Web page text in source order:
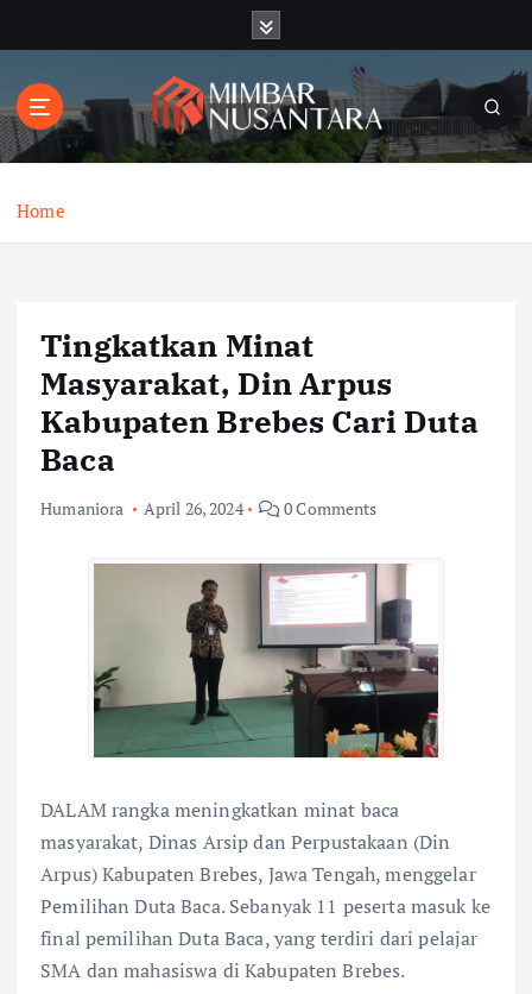
t
o
Home
Tingkatkan Minat
Masyarakat, Din Arpus
Kabupaten Brebes Cari Duta
Baca
Humaniora April 26, 2024 0 Comments
DALAM rangka meningkatkan minat baca
masyarakat, Dinas Arsip dan Perpustakaan (Din
Arpus) Kabupaten Brebes, Jawa Tengah, menggelar
Pemilihan Duta Baca. Sebanyak 11 peserta masuk ke
final pemilihan Duta Baca, yang terdiri dari pelajar
SMA dan mahasiswa di Kabupaten Brebes.